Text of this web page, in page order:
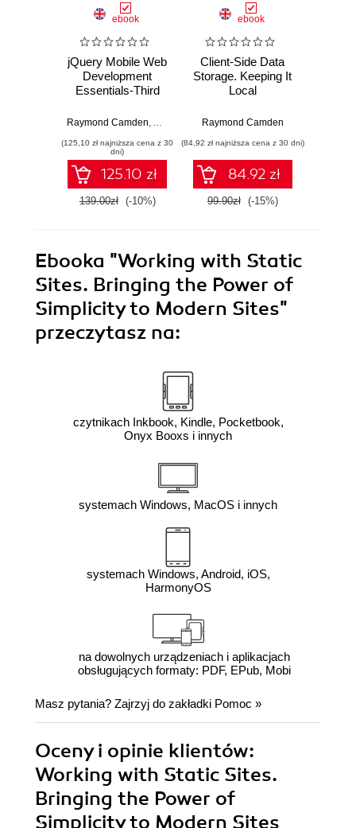
ebook
jQuery Mobile Web
Development
Essentials-Third
powerful and
based framework
in order to create
mobile-optimized
websites - Third
Edition
Raymond Camden Andy Matthews
(125,10 zł najniższa cena z 30
dni)
125.10 zł
139.00zł (-10%)
ebook
Client-Side Data
Storage. Keeping It
Local
Raymond Camden
(84,92 zł najniższa cena z 30 dni)
84.92 zł
99.90zł (-15%)
Ebooka "Working with Static
Sites. Bringing the Power of
Simplicity to Modern Sites"
przeczytasz na:
czytnikach Inkbook, Kindle, Pocketbook,
Onyx Booxs i innych
systemach Windows, MacOS i innych
systemach Windows, Android, iOS,
HarmonyOS
na dowolnych urządzeniach i aplikacjach
obsługujących formaty: PDF, EPub, Mobi
Masz pytania? Zajrzyj do zakładki Pomoc »
Oceny i opinie klientów:
Working with Static Sites.
Bringing the Power of
Simplicity to Modern Sites